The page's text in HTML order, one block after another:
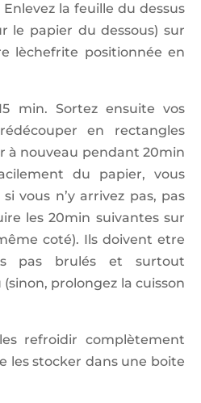
la feuille du dessus
le papier du dessous) sur
lèchefrite positionnée en
min. Sortez ensuite vos
en rectangles
à nouveau pendant 20min
du papier, vous
vous n’y arrivez pas, pas
les 20min suivantes sur
coté). Ils doivent etre
pas brulés et surtout
prolongez la cuisson
refroidir complètement
les stocker dans une boite